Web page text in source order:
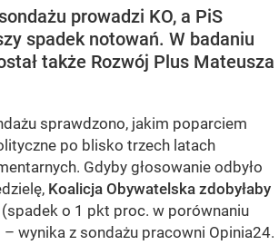
prowadzi KO, a PiS
spadek notowań. W badaniu
także Rozwój Plus Mateusza
sprawdzono, jakim poparciem
po blisko trzech latach
Gdyby głosowanie odbyło
Koalicja Obywatelska zdobyłaby
(spadek o 1 pkt proc. w porównaniu
wynika z sondażu pracowni Opinia24.